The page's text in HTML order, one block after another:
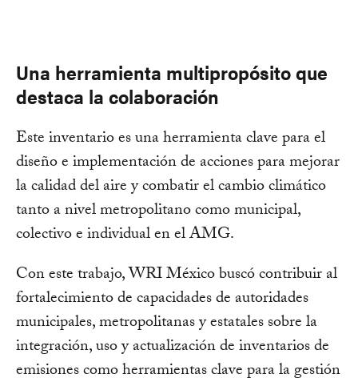
Una herramienta multipropósito que
destaca la colaboración
Este inventario es una herramienta clave para el
diseño e implementación de acciones para mejorar
la calidad del aire y combatir el cambio climático
tanto a nivel metropolitano como municipal,
colectivo e individual en el AMG.
Con este trabajo, WRI México buscó contribuir al
fortalecimiento de capacidades de autoridades
municipales, metropolitanas y estatales sobre la
integración, uso y actualización de inventarios de
emisiones como herramientas clave para la gestión